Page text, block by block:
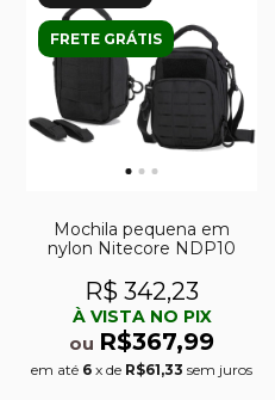
FRETE GRÁTIS
Mochila pequena em
nylon Nitecore NDP10
R$ 342,23
À VISTA NO PIX
ou R$367,99
em até 6 x de R$61,33 sem juros